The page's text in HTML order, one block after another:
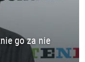
go za nie